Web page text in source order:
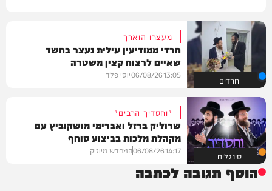
חרדים
מעצרו הוארך
חרדי ממודיעין עילית נעצר בחשד
שאיים לרצוח קצין משטרה
13:05
06/08/26יוסי פלד
סינגלים
"וחסדיך הרבים"
שרוליק ברזל ואברימי מושקוביץ עם
מקהלת מלכות בביצוע סוחף
14:17
06/08/26המחדש מיוזיק
הוסף תגובה לכתבה